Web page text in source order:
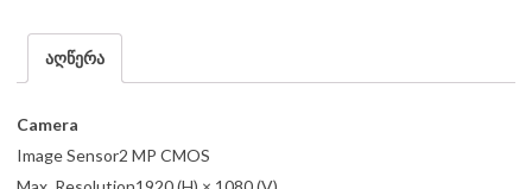
აღწერა
Camera
Image Sensor2 MP CMOS